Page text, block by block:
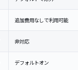
追加費用なしで利用可能
非対応
デフォルトオン